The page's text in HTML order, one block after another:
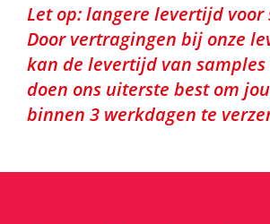
Let op: langere levertijd voor
Door vertragingen bij onze
kan de levertijd van
doen ons uiterste best om
binnen 3 werkdagen te